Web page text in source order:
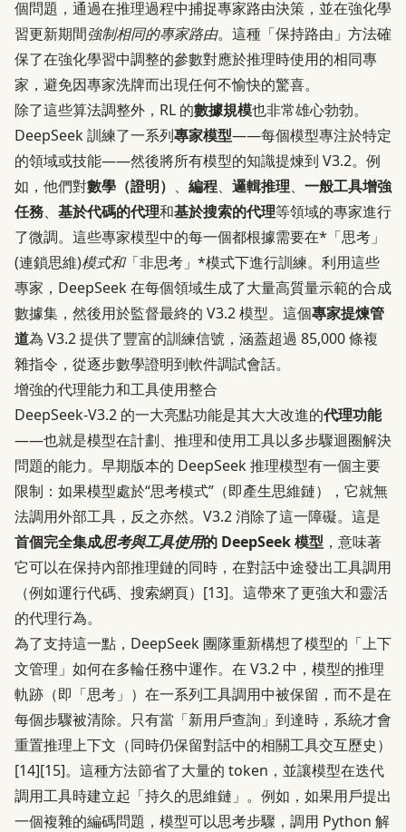
個問題，通過在推理過程中捕捉專家路由決策，並在強化學
習更新期間強制相同的專家路由。這種「保持路由」方法確
保了在強化學習中調整的參數對應於推理時使用的相同專
家，避免因專家洗牌而出現任何不愉快的驚喜。
除了這些算法調整外，RL 的數據規模也非常雄心勃勃。
DeepSeek 訓練了一系列專家模型——每個模型專注於特定
的領域或技能——然後將所有模型的知識提煉到 V3.2。例
如，他們對數學（證明） 、 編程、 邏輯推理、 一般工具增強
任務、 基於代碼的代理和基於搜索的代理等領域的專家進行
了微調。這些專家模型中的每一個都根據需要在*「思考」
(連鎖思維)模式和「非思考」*模式下進行訓練。利用這些
專家，DeepSeek 在每個領域生成了大量高質量示範的合成
數據集，然後用於監督最終的 V3.2 模型。這個專家提煉管
道為 V3.2 提供了豐富的訓練信號，涵蓋超過 85,000 條複
雜指令，從逐步數學證明到軟件調試會話。
增強的代理能力和工具使用整合
DeepSeek-V3.2 的一大亮點功能是其大大改進的代理功能
——也就是模型在計劃、推理和使用工具以多步驟迴圈解決
問題的能力。早期版本的 DeepSeek 推理模型有一個主要
限制：如果模型處於“思考模式”（即產生思維鏈），它就無
法調用外部工具，反之亦然。V3.2 消除了這一障礙。這是
首個完全集成思考與工具使用的 DeepSeek 模型 ，意味著
它可以在保持內部推理鏈的同時，在對話中途發出工具調用
（例如運行代碼、搜索網頁） [13]。這帶來了更強大和靈活
的代理行為。
為了支持這一點，DeepSeek 團隊重新構想了模型的「上下
文管理」如何在多輪任務中運作。在 V3.2 中，模型的推理
軌跡（即「思考」）在一系列工具調用中被保留，而不是在
每個步驟被清除。只有當「新用戶查詢」到達時，系統才會
重置推理上下文（同時仍保留對話中的相關工具交互歷史）
[14][15]。這種方法節省了大量的 token，並讓模型在迭代
調用工具時建立起「持久的思維鏈」。例如，如果用戶提出
一個複雜的編碼問題，模型可以思考步驟，調用 Python 解